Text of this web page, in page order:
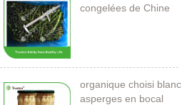
congelées de Chine
organique choisi blanc
asperges en bocal